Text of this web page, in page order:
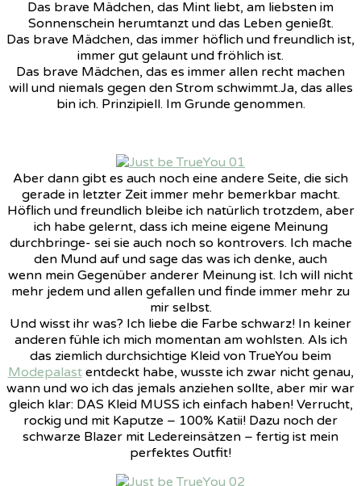
Das brave Mädchen, das Mint liebt, am liebsten im
Sonnenschein herumtanzt und das Leben genießt.
Das brave Mädchen, das immer höflich und freundlich ist,
immer gut gelaunt und fröhlich ist.
Das brave Mädchen, das es immer allen recht machen
will und niemals gegen den Strom schwimmt.Ja, das alles
bin ich. Prinzipiell. Im Grunde genommen.
Aber dann gibt es auch noch eine andere Seite, die sich
gerade in letzter Zeit immer mehr bemerkbar macht.
Höflich und freundlich bleibe ich natürlich trotzdem, aber
ich habe gelernt, dass ich meine eigene Meinung
durchbringe- sei sie auch noch so kontrovers. Ich mache
den Mund auf und sage das was ich denke, auch
wenn mein Gegenüber anderer Meinung ist. Ich will nicht
mehr jedem und allen gefallen und finde immer mehr zu
mir selbst.
Und wisst ihr was? Ich liebe die Farbe schwarz! In keiner
anderen fühle ich mich momentan am wohlsten. Als ich
das ziemlich durchsichtige Kleid von TrueYou beim
Modepalastentdeckt habe, wusste ich zwar nicht genau,
wann und wo ich das jemals anziehen sollte, aber mir war
gleich klar: DAS Kleid MUSS ich einfach haben! Verrucht,
rockig und mit Kaputze – 100% Katii! Dazu noch der
schwarze Blazer mit Ledereinsätzen – fertig ist mein
perfektes Outfit!